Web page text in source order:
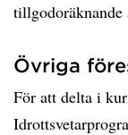
tillgodoräknande
Övriga
För att delta i